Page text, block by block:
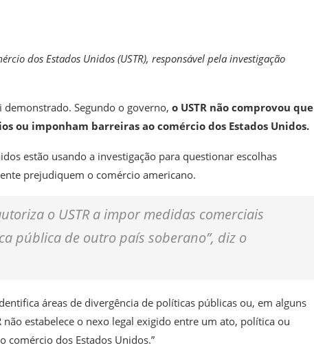
dos Estados Unidos (USTR), responsável pela investigação
Segundo o governo, o USTR não comprovou que
ou imponham barreiras ao comércio dos Estados Unidos.
estão usando a investigação para questionar escolhas
prejudiquem o comércio americano.
o USTR a impor medidas comerciais
pública de outro país soberano”, diz o
áreas de divergência de políticas públicas ou, em alguns
estabelece o nexo legal exigido entre um ato, política ou
comércio dos Estados Unidos.”